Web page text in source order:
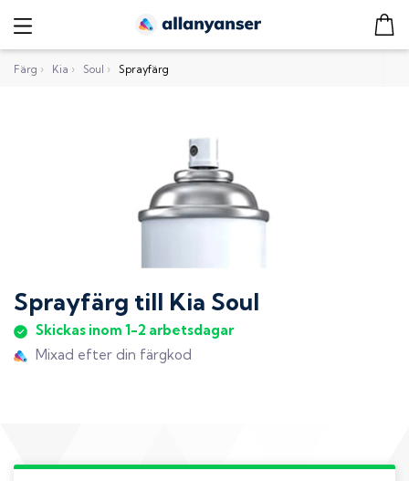
Färg › Kia › Soul › Sprayfärg
Sprayfärg till Kia Soul
Skickas inom 1-2 arbetsdagar
Mixad efter din färgkod